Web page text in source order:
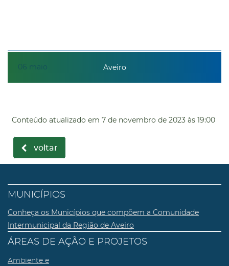
06 maio Aveiro
Conteúdo atualizado em 7 de novembro de 2023 às 19:00
voltar
MUNICÍPIOS
Conheça os Municípios que compõem a Comunidade
Intermunicipal da Região de Aveiro
ÁREAS DE AÇÃO E PROJETOS
Ambiente e